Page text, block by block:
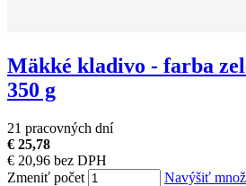
Mäkké kladivo - farba
350 g
21 pracovných dní
€ 25,78
€ 20,96 bez DPH
Zmeniť počet
Navýšiť